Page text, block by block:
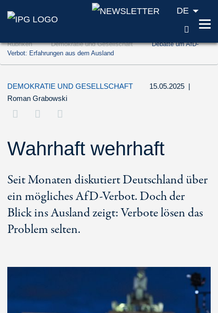
Zum Inhalt springen (Accesskey '1')
Zur Suche springen (Accesskey '2')
DE
Rubriken Demokratie und Gesellschaft
Debatte um AfD-
Verbot: Erfahrungen aus dem Ausland
DEMOKRATIE UND GESELLSCHAFT 15.05.2025 |
Roman Grabowski
Wahrhaft wehrhaft
Seit Monaten diskutiert Deutschland über
ein mögliches AfD-Verbot. Doch der
Blick ins Ausland zeigt: Verbote lösen das
Problem selten.